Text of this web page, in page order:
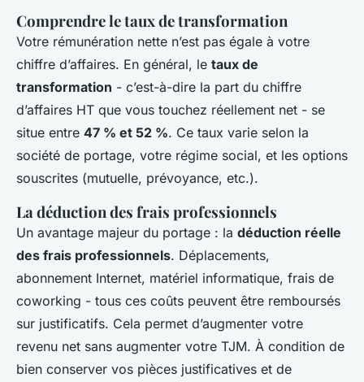
Comprendre le taux de transformation
Votre rémunération nette n’est pas égale à votre
chiffre d’affaires. En général, le taux de
transformation - c’est-à-dire la part du chiffre
d’affaires HT que vous touchez réellement net - se
situe entre 47 % et 52 %. Ce taux varie selon la
société de portage, votre régime social, et les options
souscrites (mutuelle, prévoyance, etc.).
La déduction des frais professionnels
Un avantage majeur du portage : la déduction réelle
des frais professionnels. Déplacements,
abonnement Internet, matériel informatique, frais de
coworking - tous ces coûts peuvent être remboursés
sur justificatifs. Cela permet d’augmenter votre
revenu net sans augmenter votre TJM. À condition de
bien conserver vos pièces justificatives et de